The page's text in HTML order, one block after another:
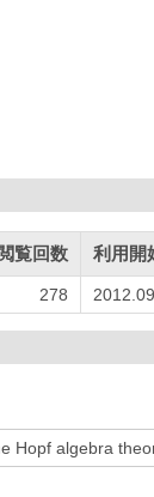
閲覧回数 利用開
278
Hopf algebra